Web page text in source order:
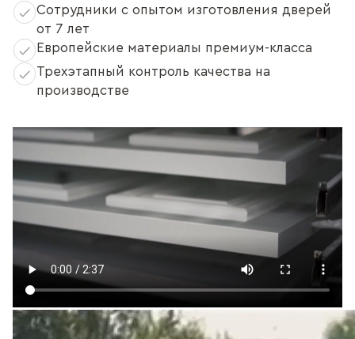
Сотрудники с опытом изготовления дверей
от 7 лет
Европейские материалы премиум-класса
Трехэтапный контроль качества на
производстве